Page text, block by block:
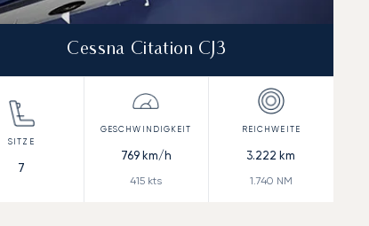
Cessna Citation CJ3
7
769km/h
415 kts
3.222 km
1.740 NM